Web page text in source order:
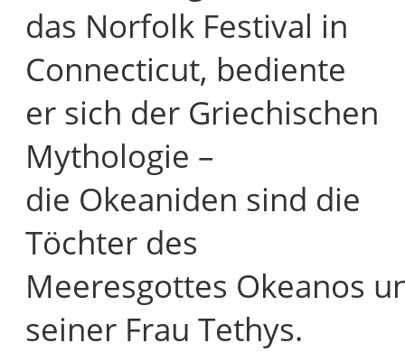
das Norfolk Festival in
Connecticut, bediente
er sich der Griechischen
Mythologie –
die Okeaniden sind die
Töchter des
Meeresgottes Okeanos
seiner Frau Tethys.